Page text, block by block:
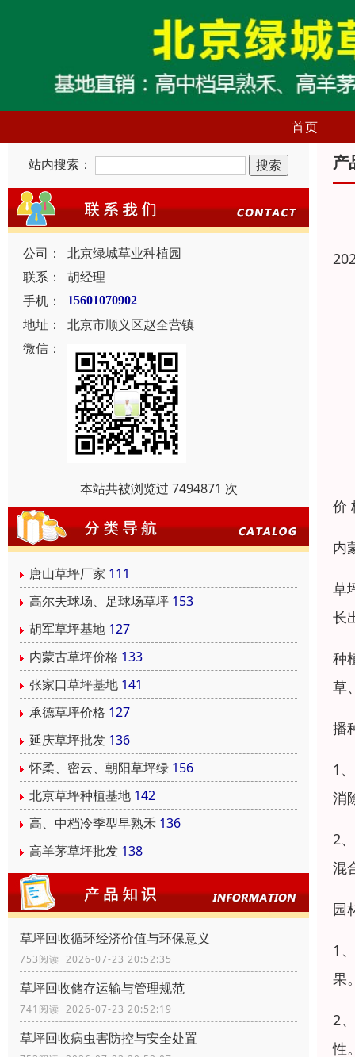
首页
站内搜索：
公司：
北京绿城草业种植园
联系：
胡经理
手机：
15601070902
地址：
北京市顺义区赵全营镇
微信：
本站共被浏览过 7494871 次
唐山草坪厂家 111
高尔夫球场、足球场草坪 153
胡军草坪基地 127
内蒙古草坪价格 133
张家口草坪基地 141
承德草坪价格 127
延庆草坪批发 136
怀柔、密云、朝阳草坪绿 156
北京草坪种植基地 142
高、中档冷季型早熟禾 136
高羊茅草坪批发 138
草坪回收循环经济价值与环保意义
753阅读 2026-07-23 20:52:35
草坪回收储存运输与管理规范
741阅读 2026-07-23 20:52:19
草坪回收病虫害防控与安全处置
产
价
内
草
长
种
草
播
1
消
2
混
园
1
果
2
性